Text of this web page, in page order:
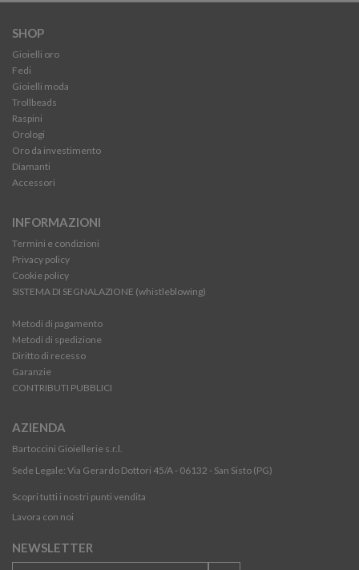
SHOP
Gioielli oro
Fedi
Gioielli moda
Trollbeads
Raspini
Orologi
Oro da investimento
Diamanti
Accessori
INFORMAZIONI
Termini e condizioni
Privacy policy
Cookie policy
SISTEMA DI SEGNALAZIONE (whistleblowing)
Metodi di pagamento
Metodi di spedizione
Diritto di recesso
Garanzie
CONTRIBUTI PUBBLICI
AZIENDA
Bartoccini Gioiellerie s.r.l.
Sede Legale: Via Gerardo Dottori 45/A - 06132 - San Sisto (PG)
Scopri tutti i nostri punti vendita
Lavora con noi
NEWSLETTER